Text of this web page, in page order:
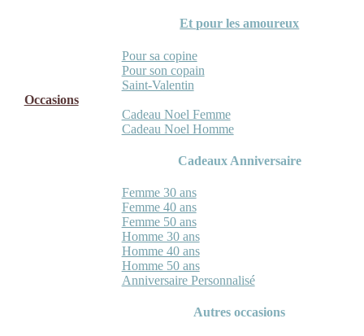
Et pour les amoureux
Pour sa copine
Pour son copain
Saint-Valentin
Occasions
Cadeau Noel Femme
Cadeau Noel Homme
Cadeaux Anniversaire
Femme 30 ans
Femme 40 ans
Femme 50 ans
Homme 30 ans
Homme 40 ans
Homme 50 ans
Anniversaire Personnalisé
Autres occasions